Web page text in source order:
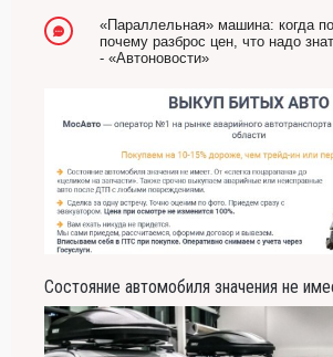
«Параллельная» машина: когда
почему разброс цен, что надо
- «Автоновости»
Состояние автомобиля значения не